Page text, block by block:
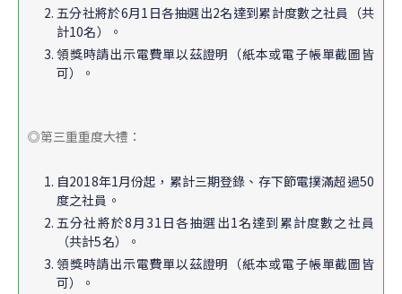
五分社將於6月1日各抽選出2名達到累計度數之社員（共
計10名）。
領獎時請出示電費單以茲證明（紙本或電子帳單截圖皆
可）。
◎第三重重度大禮：
自2018年1月份起，累計三期登錄、存下節電撲滿超過50
度之社員。
五分社將於8月31日各抽選出1名達到累計度數之社員
（共計5名）。
領獎時請出示電費單以茲證明（紙本或電子帳單截圖皆
可）。